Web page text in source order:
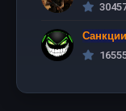
Санкции